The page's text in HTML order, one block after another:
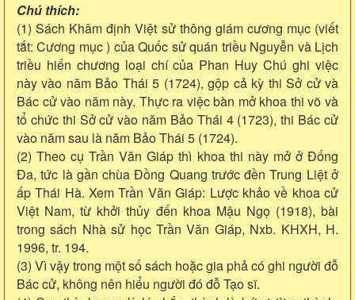
Chú thích:
(1) Sách Khâm định Việt sử thông giám cương mục (viết
tắt: Cương mục ) của Quốc sử quán triều Nguyễn và Lịch
triều hiến chương loại chí của Phan Huy Chú ghi việc
này vào năm Bảo Thái 5 (1724), gộp cả kỳ thi Sở cử và
Bác cử vào năm này. Thực ra việc bàn mở khoa thi võ và
tổ chức thi Sở cử vào năm Bảo Thái 4 (1723), thi Bác cử
vào năm sau là năm Bảo Thái 5 (1724).
(2) Theo cụ Trần Văn Giáp thì khoa thi này mở ở Đống
Đa, tức là gần chùa Đồng Quang trước đền Trung Liệt ở
ấp Thái Hà. Xem Trần Văn Giáp: Lược khảo về khoa cử
Việt Nam, từ khởi thủy đến khoa Mậu Ngọ (1918), bài
trong sách Nhà sử học Trần Văn Giáp, Nxb. KHXH, H.
1996, tr. 194.
(3) Vì vậy trong một số sách hoặc gia phả có ghi người đỗ
Bác cử, không nên hiểu người đó đỗ Tạo sĩ.